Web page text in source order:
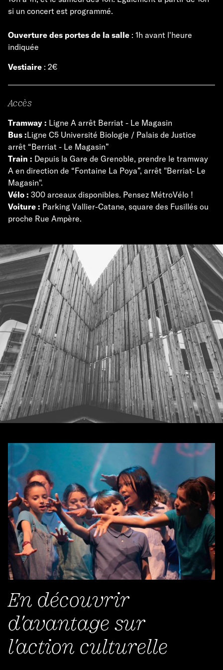
si un concert est programmé.
Ouverture des portes de la salle : 1h avant l'heure
indiquée
Vestiaire : 2€
Accès
Tramway : Ligne A arrêt Berriat - Le Magasin
Bus :Ligne C5 Université Biologie / Palais de Justice
arrêt “Berriat - Le Magasin”
Train : Depuis la Gare de Grenoble, prendre le tramway
A en direction de “Fontaine La Poya”, arrêt "Berriat- Le
Magasin".
Vélo : 300 arceaux disponibles. Pensez MétroVélo !
Voiture : Parking Vallier-Catane, square des Fusillés ou
proche Rue Ampère.
En découvrir
d'avantage sur
l'action culturelle